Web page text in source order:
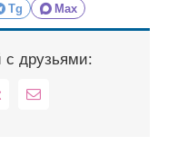
Tg Max
с друзьями:
Email